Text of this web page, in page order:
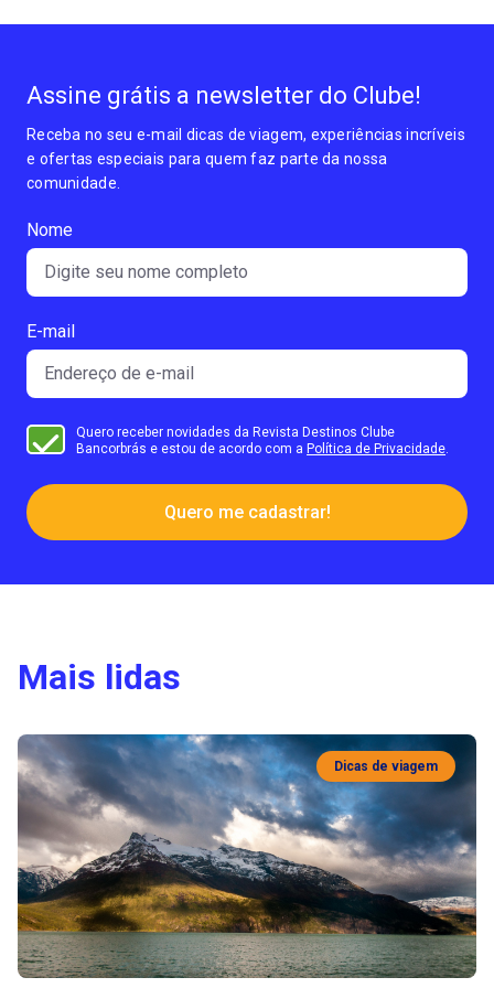
Assine grátis a newsletter do Clube!
Receba no seu e-mail dicas de viagem, experiências incríveis
e ofertas especiais para quem faz parte da nossa
comunidade.
Nome
E-mail
Quero receber novidades da Revista Destinos Clube
Bancorbrás e estou de acordo com aPolítica de Privacidade
Quero me cadastrar!
Mais lidas
Dicas de viagem